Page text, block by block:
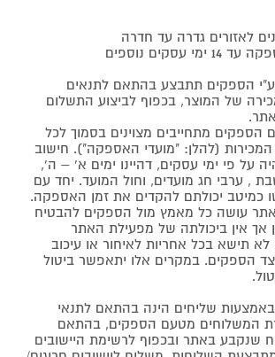
לאזורים גדרה עד חדרה
עסקים נוספים
הספקים תתבצע בהתאם לתנאים
של המוצר, בכפוף לביצוע התשלום
מתחייבים מצוינים בסמוך לכל
המכירות (להלן: "מועדי האספקה"). חישוב
על פי ימי עסקים, דהיינו ימים א' – ה',
, ערבי חג מועדים, וחול המועד. יחד עם
כמיטב יכולתם להקדים את זמן האספקה.
עושה כל מאמץ מול הספקים להבטיח
אין ביכולתה של מפעילת האתר
לא תישא בכל אחריות לאיחור או עיכוב
הספקים. במקרים אלו יתאפשר ביטול
שליחים הינה בהתאם לתנאי
המשלוחים מטעם הספקים, בהתאם
שנקבע באתר ובכפוף לרשימת היישובים